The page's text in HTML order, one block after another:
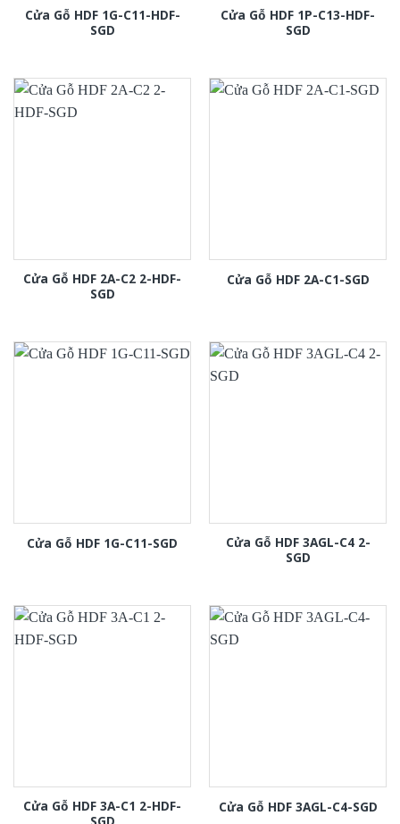
Cửa Gỗ HDF 1G-C11-HDF-
SGD
Cửa Gỗ HDF 1P-C13-HDF-
SGD
Cửa Gỗ HDF 2A-C2 2-HDF-
SGD
Cửa Gỗ HDF 2A-C1-SGD
Cửa Gỗ HDF 1G-C11-SGD
Cửa Gỗ HDF 3AGL-C4 2-
SGD
Cửa Gỗ HDF 3A-C1 2-HDF-
Cửa Gỗ HDF 3AGL-C4-SGD